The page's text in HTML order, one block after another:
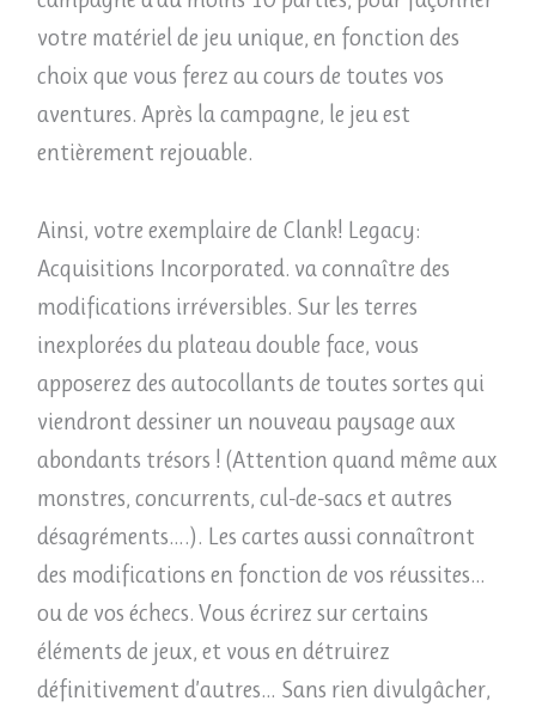
votre matériel de jeu unique, en fonction des
choix que vous ferez au cours de toutes vos
aventures. Après la campagne, le jeu est
entièrement rejouable.
Ainsi, votre exemplaire de Clank! Legacy:
Acquisitions Incorporated. va connaître des
modifications irréversibles. Sur les terres
inexplorées du plateau double face, vous
apposerez des autocollants de toutes sortes qui
viendront dessiner un nouveau paysage aux
abondants trésors ! (Attention quand même aux
monstres, concurrents, cul-de-sacs et autres
désagréments….). Les cartes aussi connaîtront
des modifications en fonction de vos réussites…
ou de vos échecs. Vous écrirez sur certains
éléments de jeux, et vous en détruirez
définitivement d’autres… Sans rien divulgâcher,